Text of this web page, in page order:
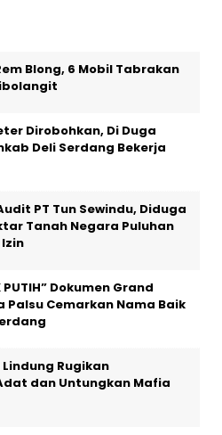
Blong, 6 Mobil Tabrakan
Dirobohkan, Di Duga
Deli Serdang Bekerja
PT Tun Sewindu, Diduga
Tanah Negara Puluhan
PUTIH” Dokumen Grand
Palsu Cemarkan Nama Baik
Rugikan
dan Untungkan Mafia